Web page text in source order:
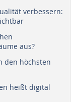
verbessern:
aus?
den höchsten
heißt digital